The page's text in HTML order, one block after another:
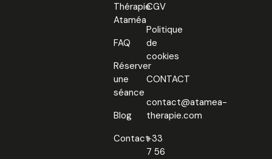
Thérapie
Ataméa
FAQ
Réserver
une
séance
Blog
Contact
CGV
Politique
de
cookies
CONTACT
contact@atamea-
therapie.com
+33
7 56